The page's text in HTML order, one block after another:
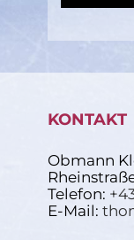
KONTAKT
Obmann
Telefon:
E-Mail: